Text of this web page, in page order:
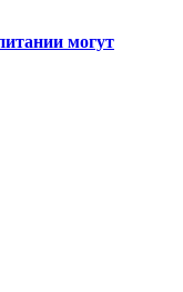
могут